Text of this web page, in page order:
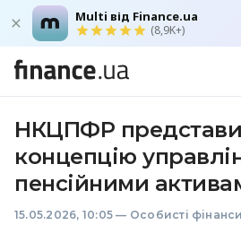
Multi від Finance.ua
(8,9K+)
НКЦПФР
концепцію
пенсійними
15.05.2026, 10:05 — Особисті фінанси